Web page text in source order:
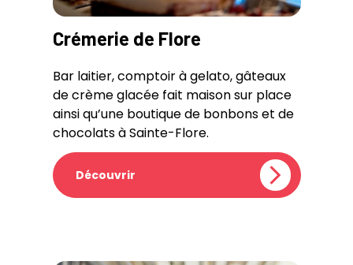
Crémerie de Flore
Bar laitier, comptoir à gelato, gâteaux
de crème glacée fait maison sur place
ainsi qu’une boutique de bonbons et de
chocolats à Sainte-Flore.
Découvrir